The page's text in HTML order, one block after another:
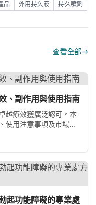
品 外用持久液 持久噴劑
查看全部→
、副作用與使用指南
越療效獲廣泛認可。本
使用注意事項及市場發
起功能障礙的專業處